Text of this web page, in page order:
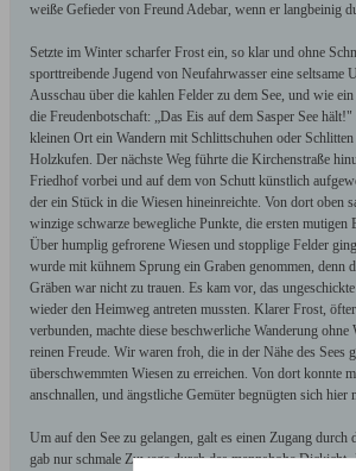
weiße Gefieder von Freund Adebar, wenn er langbeinig
Setzte im Winter scharfer Frost ein, so klar und ohne
sporttreibende Jugend von Neufahrwasser eine seltsame
Ausschau über die kahlen Felder zu dem See, und wie
die Freudenbotschaft: „Das Eis auf dem Sasper See
kleinen Ort ein Wandern mit Schlittschuhen oder Schlitten
Holzkufen. Der nächste Weg führte die Kirchenstraße
Friedhof vorbei und auf dem von Schutt künstlich
der ein Stück in die Wiesen hineinreichte. Von dort oben
winzige schwarze bewegliche Punkte, die ersten mutigen
Über humplig gefrorene Wiesen und stopplige Felder
wurde mit kühnem Sprung ein Graben genommen, denn
Gräben war nicht zu trauen. Es kam vor, das
wieder den Heimweg antreten mussten. Klarer Frost,
verbunden, machte diese beschwerliche Wanderung ohne
reinen Freude. Wir waren froh, die in der Nähe des Sees
überschwemmten Wiesen zu erreichen. Von dort konnte
anschnallen, und ängstliche Gemüter begnügten sich hier
Um auf den See zu gelangen, galt es einen Zugang durch
gab nur schmale Zuwege durch das mannshohe Dickicht.